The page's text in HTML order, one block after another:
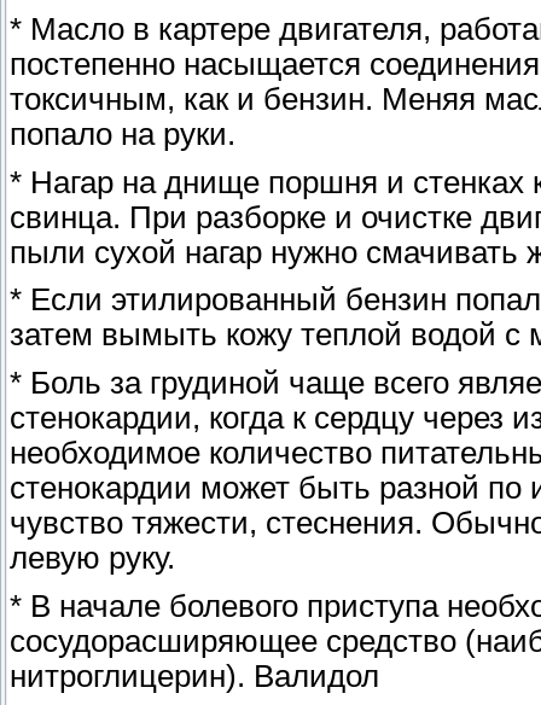
* Масло в картере двигателя,
постепенно насыщается
токсичным, как и бензин. Меняя
попало на руки.
* Нагар на днище поршня и стенках
свинца. При разборке и очистке
пыли сухой нагар нужно
* Если этилированный бензин
затем вымыть кожу теплой водой с
* Боль за грудиной чаще всего
стенокардии, когда к сердцу через
необходимое количество
стенокардии может быть разной по
чувство тяжести, стеснения.
левую руку.
* В начале болевого приступа
сосудорасширяющее средство
нитроглицерин). Валидол